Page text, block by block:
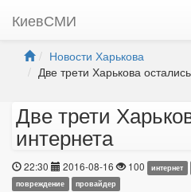
КиевСМИ
Новости Харькова
Две трети Харькова
Две трети
интернета
22:30 2016-08-16 100 интернет
повреждение
провайдер